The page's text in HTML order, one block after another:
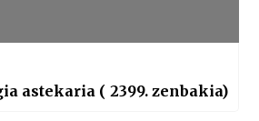
astekaria ( 2399. zenbakia)